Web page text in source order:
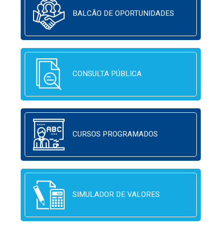
BALCÃO DE OPORTUNIDADES
CONSULTA PÚBLICA
CURSOS PROGRAMADOS
SIMULADOR DE VALORES